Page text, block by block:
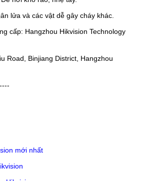
lửa và các vật dễ gây cháy khác.
cấp: Hangzhou Hikvision Technology
Road, Binjiang District, Hangzhou
mới nhất